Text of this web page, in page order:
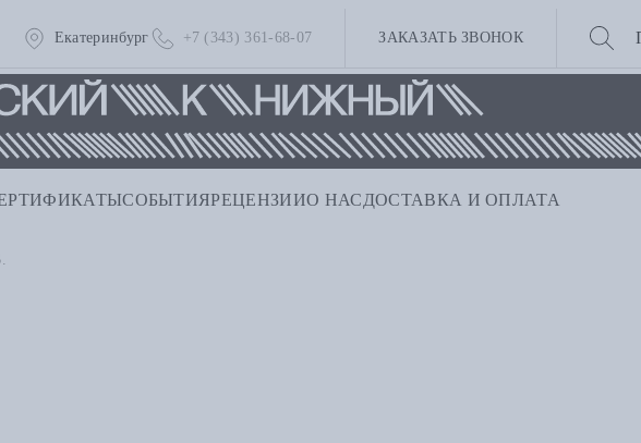
Екатеринбург +7 (343) 361-68-07 ЗАКАЗАТЬ ЗВОНОК
СОБЫТИЯРЕЦЕНЗИИО НАС ДОСТАВКА И ОПЛАТА